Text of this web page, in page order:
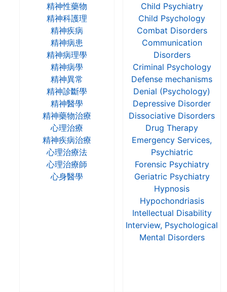
精神性藥物
精神科護理
精神疾病
精神病患
精神病理學
精神病學
精神異常
精神診斷學
精神醫學
精神藥物治療
心理治療
精神疾病治療
心理治療法
心理治療師
心身醫學
Child Psychiatry
Child Psychology
Combat Disorders
Communication
Disorders
Criminal Psychology
Defense mechanisms
Denial (Psychology)
Depressive Disorder
Dissociative Disorders
Drug Therapy
Emergency Services,
Psychiatric
Forensic Psychiatry
Geriatric Psychiatry
Hypnosis
Hypochondriasis
Intellectual Disability
Interview, Psychological
Mental Disorders